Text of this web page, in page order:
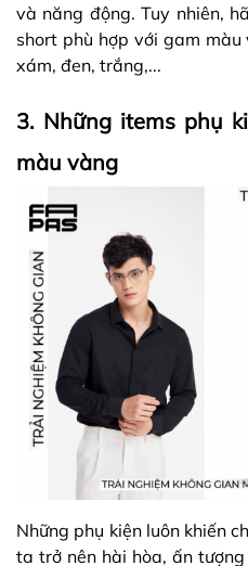
và năng động. Tuy nhiên,
short phù hợp với gam
xám, đen, trắng,...
3. Những items phụ
màu vàng
Những phụ kiện luôn khiến
ta trở nên hài hòa, ấn